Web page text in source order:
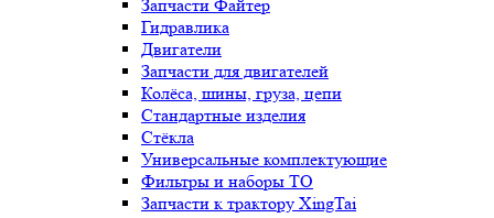
Запчасти Файтер
Гидравлика
Двигатели
Запчасти для двигателей
Колёса, шины, груза, цепи
Стандартные изделия
Стёкла
Универсальные комплектующие
Фильтры и наборы ТО
Запчасти к трактору XingTai